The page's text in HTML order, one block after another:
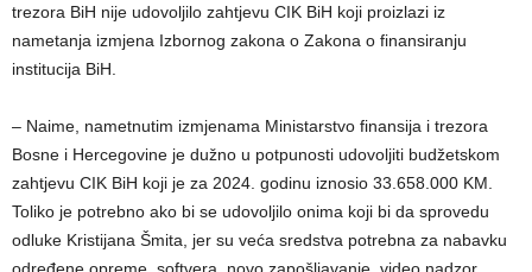
trezora BiH nije udovoljilo zahtjevu CIK BiH koji proizlazi iz
nametanja izmjena Izbornog zakona o Zakona o finansiranju
institucija BiH.
– Naime, nametnutim izmjenama Ministarstvo finansija i trezora
Bosne i Hercegovine je dužno u potpunosti udovoljiti budžetskom
zahtjevu CIK BiH koji je za 2024. godinu iznosio 33.658.000 KM.
Toliko je potrebno ako bi se udovoljilo onima koji bi da sprovedu
odluke Kristijana Šmita, jer su veća sredstva potrebna za nabavku
određene opreme, softvera, novo zapošljavanje, video nadzor,